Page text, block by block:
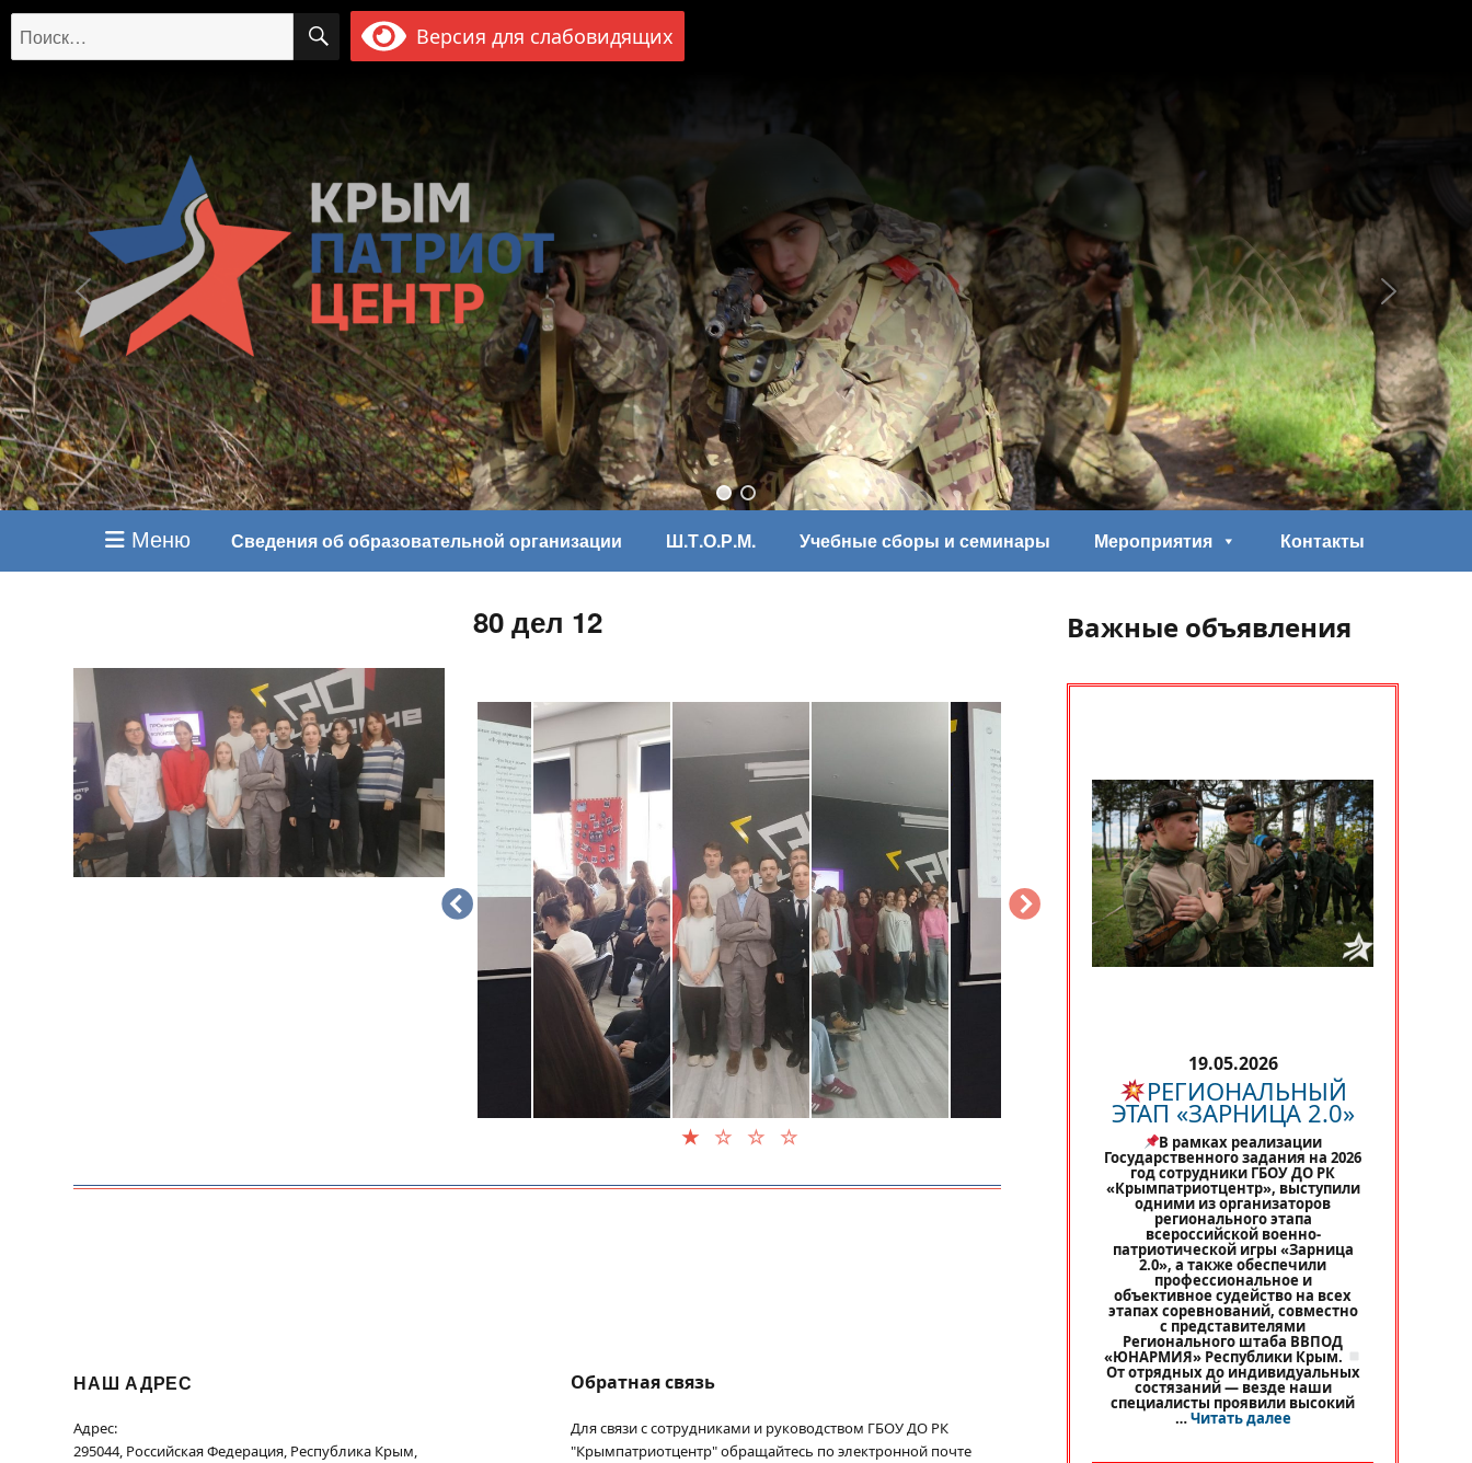
Искать: ПОИСК
Версия для слабовидящих
Меню Сведения об образовательной организации Ш.Т.О.Р.М. Учебные сборы и семинары Мероприятия Контакты
80 дел 12
НАШ АДРЕС
Адрес:
295044, Российская Федерация, Республика Крым,
Обратная связь
Для связи с сотрудниками и руководством ГБОУ ДО РК
"Крымпатриотцентр" обращайтесь по электронной почте
Важные объявления
19.05.2026
РЕГИОНАЛЬНЫЙ
ЭТАП «ЗАРНИЦА 2.0»
В рамках реализации
Государственного задания на 2026
год сотрудники ГБОУ ДО РК
«Крымпатриотцентр», выступили
одними из организаторов
регионального этапа
всероссийской военно-
патриотической игры «Зарница
2.0», а также обеспечили
профессиональное и
объективное судейство на всех
этапах соревнований, совместно
с представителями
Регионального штаба ВВПОД
«ЮНАРМИЯ» Республики Крым.
От отрядных до индивидуальных
состязаний — везде наши
специалисты проявили высокий
…Читать далее«